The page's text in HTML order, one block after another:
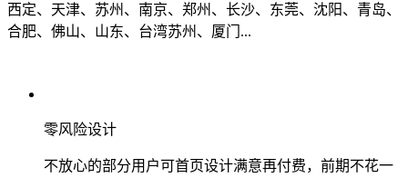
西定、天津、苏州、南京、郑州、长沙、东莞、沈阳、青岛、
合肥、佛山、山东、台湾苏州、厦门...
零风险设计
不放心的部分用户可首页设计满意再付费，前期不花一